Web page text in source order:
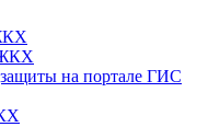
ЖКХ
на портале ГИС